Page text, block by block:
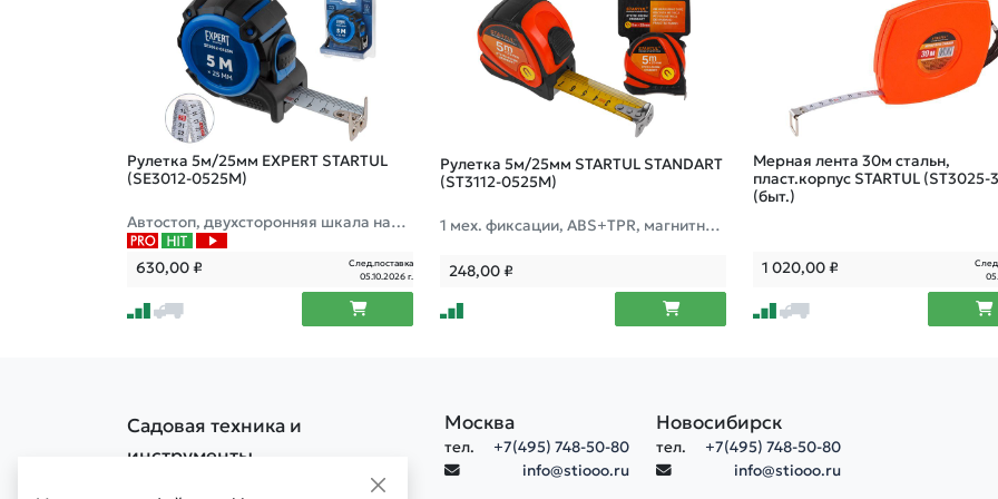
Рулетка 5м/25мм EXPERT STARTUL
(SE3012-0525M)
Автостоп, двухсторонняя шкала нане
сения, нейлоновое покрытие "антисо
ль", усиленный магнитный двухсто
630,00₽
След.поставка
05.10.2026 г.
Рулетка 5м/25мм STARTUL STANDART
(ST3112-0525M)
1 мех. фиксации, ABS+TPR, магнитный
248,00₽
Мерная лента 30м стальн,
пласт.корпус STARTUL (ST3025-30)
(быт.)
1 020,00₽
Садовая техника и
инструменты
Москва
тел.
+7(495) 748-50-80
info@stiooo.ru
Новосибирск
тел.
+7(495) 748-50-80
info@stiooo.ru